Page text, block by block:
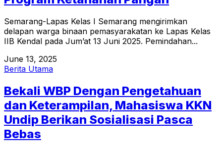
Semarang-Lapas Kelas I Semarang mengirimkan
delapan warga binaan pemasyarakatan ke Lapas Kelas
IIB Kendal pada Jum’at 13 Juni 2025. Pemindahan...
June 13, 2025
Berita Utama
Bekali WBP Dengan Pengetahuan
dan Keterampilan, Mahasiswa KKN
Undip Berikan Sosialisasi Pasca
Bebas